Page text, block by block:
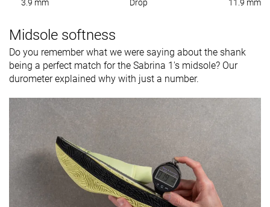
3.9 mm Drop 11.9 mm
Midsole softness
Do you remember what we were saying about the shank
being a perfect match for the Sabrina 1's midsole? Our
durometer explained why with just a number.